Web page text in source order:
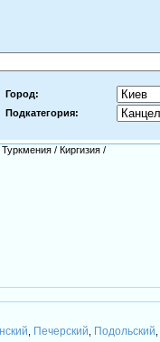
Город:
Подкатегория:
Туркмения / Киргизия /
Печерский Подольский